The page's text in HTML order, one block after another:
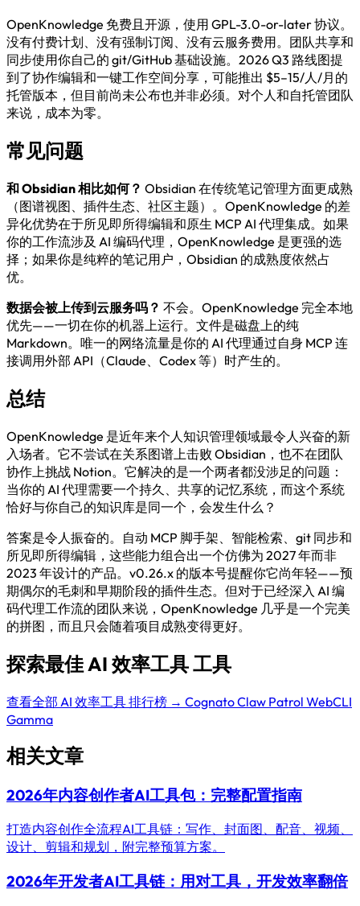
OpenKnowledge 免费且开源，使用 GPL-3.0-or-later 协议。
没有付费计划、没有强制订阅、没有云服务费用。团队共享和
同步使用你自己的 git/GitHub 基础设施。2026 Q3 路线图提
到了协作编辑和一键工作空间分享，可能推出 $5–15/人/月的
托管版本，但目前尚未公布也并非必须。对个人和自托管团队
来说，成本为零。
常见问题
和 Obsidian 相比如何？ Obsidian 在传统笔记管理方面更成熟
（图谱视图、插件生态、社区主题）。OpenKnowledge 的差
异化优势在于所见即所得编辑和原生 MCP AI 代理集成。如果
你的工作流涉及 AI 编码代理，OpenKnowledge 是更强的选
择；如果你是纯粹的笔记用户，Obsidian 的成熟度依然占
优。
数据会被上传到云服务吗？ 不会。OpenKnowledge 完全本地
优先——一切在你的机器上运行。文件是磁盘上的纯
Markdown。唯一的网络流量是你的 AI 代理通过自身 MCP 连
接调用外部 API（Claude、Codex 等）时产生的。
总结
OpenKnowledge 是近年来个人知识管理领域最令人兴奋的新
入场者。它不尝试在关系图谱上击败 Obsidian，也不在团队
协作上挑战 Notion。它解决的是一个两者都没涉足的问题：
当你的 AI 代理需要一个持久、共享的记忆系统，而这个系统
恰好与你自己的知识库是同一个，会发生什么？
答案是令人振奋的。自动 MCP 脚手架、智能检索、git 同步和
所见即所得编辑，这些能力组合出一个仿佛为 2027 年而非
2023 年设计的产品。v0.26.x 的版本号提醒你它尚年轻——预
期偶尔的毛刺和早期阶段的插件生态。但对于已经深入 AI 编
码代理工作流的团队来说，OpenKnowledge 几乎是一个完美
的拼图，而且只会随着项目成熟变得更好。
探索最佳 AI 效率工具 工具
查看全部 AI 效率工具 排行榜 → CognatoClaw Patrol WebCLI
Gamma
相关文章
2026年内容创作者AI工具包：完整配置指南
打造内容创作全流程AI工具链：写作、封面图、配音、视频、
设计、剪辑和规划，附完整预算方案。
2026年开发者AI工具链：用对工具，开发效率翻倍